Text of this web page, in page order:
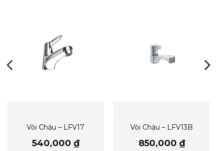
Vòi Chậu – LFV17
540,000 ₫
Vòi Chậu – LFV13B
850,000 ₫